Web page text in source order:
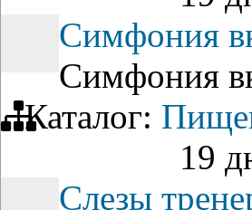
Симфония
Симфония
Каталог:
19
Слезы